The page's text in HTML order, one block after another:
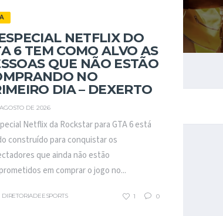
NETFLIX DO
6 TEM COMO ALVO AS
QUE NÃO ESTÃO
NO
DIA – DEXERTO
DE 2026
Netflix da Rockstar para GTA 6 está
construído para conquistar os
que ainda não estão
em comprar o jogo no...
DIRETORIADEESPORTS 1 0